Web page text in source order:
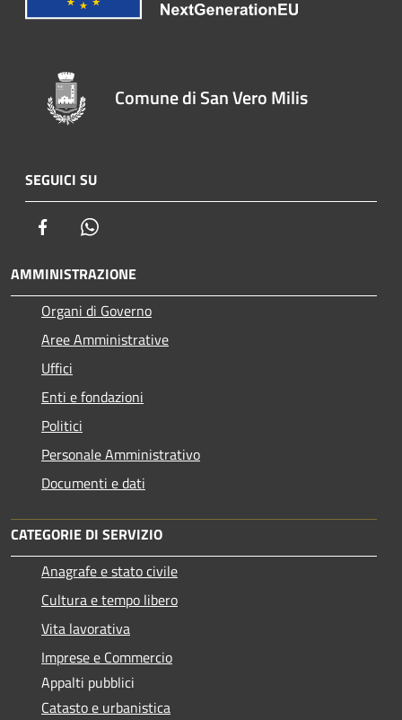
Comune di San Vero Milis
SEGUICI SU
Facebook
AMMINISTRAZIONE
Organi di Governo
Aree Amministrative
Uffici
Enti e fondazioni
Politici
Personale Amministrativo
Documenti e dati
CATEGORIE DI SERVIZIO
Anagrafe e stato civile
Cultura e tempo libero
Vita lavorativa
Imprese e Commercio
Appalti pubblici
Catasto e urbanistica